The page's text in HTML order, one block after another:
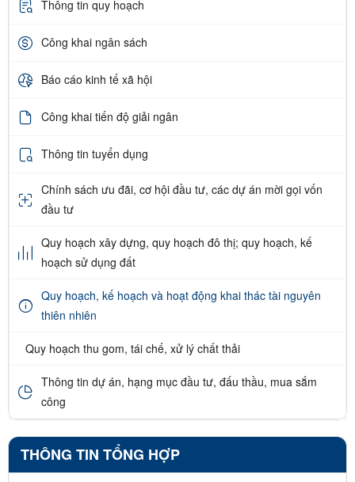
Thông tin quy hoạch
Công khai ngân sách
Báo cáo kinh tế xã hội
Công khai tiến độ giải ngân
Thông tin tuyển dụng
Chính sách ưu đãi, cơ hội đầu tư, các dự án mời gọi vốn
đầu tư
Quy hoạch xây dựng, quy hoạch đô thị; quy hoạch, kế
hoạch sử dụng đất
Quy hoạch, kế hoạch và hoạt động khai thác tài nguyên
thiên nhiên
Quy hoạch thu gom, tái chế, xử lý chất thải
Thông tin dự án, hạng mục đầu tư, đấu thầu, mua sắm
công
THÔNG TIN TỔNG HỢP